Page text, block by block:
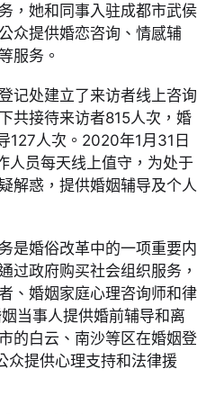
，她和同事入驻成都市武侯
众提供婚恋咨询、情感辅
服务。
记处建立了来访者线上咨询
共接待来访者815人次，婚
127人次。2020年1月31日
人员每天线上值守，为处于
解惑，提供婚姻辅导及个人
是婚俗改革中的一项重要内
过政府购买社会组织服务，
、婚姻家庭心理咨询师和律
当事人提供婚前辅导和离
的白云、南沙等区在婚姻登
众提供心理支持和法律援